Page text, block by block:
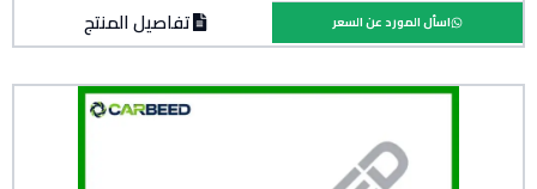
تفاصيل المنتج اسأل المورد عن السعر